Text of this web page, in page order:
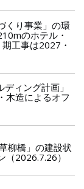
くり事業」の環
のホテル・
工事は2027・
ィング計画」
木造によるオフ
柳橋」の建設状
（2026.7.26）